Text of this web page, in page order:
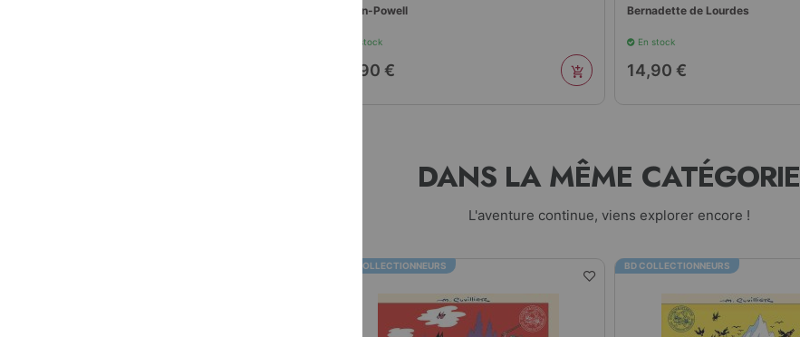
Baden-Powell
En stock
20,90 €
Bernadette de Lourdes
En stock
14,90 €
DANS LA MÊME CATÉGORIE
L'aventure continue, viens explorer encore !
BD COLLECTIONNEURS BD COLLECTIONNEURS